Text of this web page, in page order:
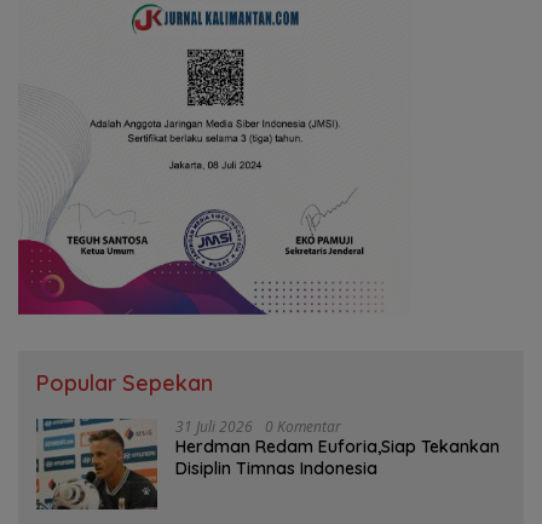
Popular Sepekan
31 Juli 2026 0 Komentar
Herdman Redam Euforia,Siap Tekankan
Disiplin Timnas Indonesia